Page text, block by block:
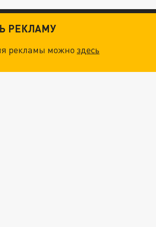
РЕКЛАМУ
рекламы можноздесь